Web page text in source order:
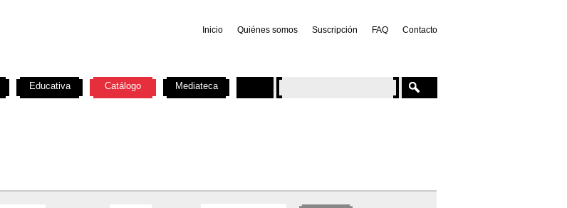
Inicio Quiénes somos Suscripción FAQ Contacto
Educativa Catálogo Mediateca